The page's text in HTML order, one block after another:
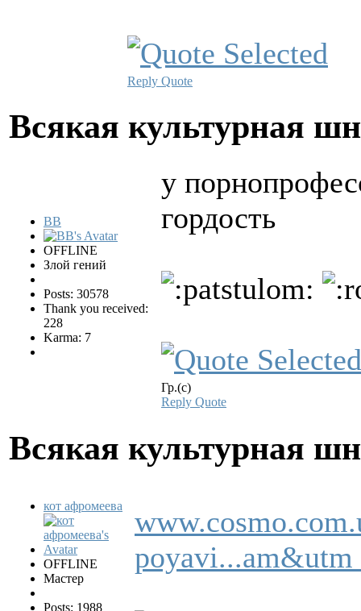
Reply Quote
Всякая культурная
BB
OFFLINE
Злой гений
Posts: 30578
Thank you received:
228
Karma: 7
у
гордость
Гр.(с)
Reply Quote
Всякая культурная
кот афромеева
OFFLINE
Мастер
Posts: 1988